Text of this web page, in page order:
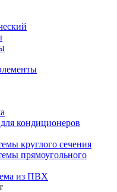
кондиционеров
круглого сечения
прямоугольного
из ПВХ